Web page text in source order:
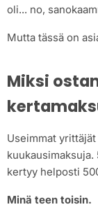
oli... no,
Mutta tässä on
Miksi
Useimmat
kuukausimaksuja.
kertyy helposti
Minä teen toisin.